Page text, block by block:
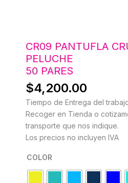
CR09 PANTUFLA
PELUCHE
50 PARES
$4,200.00
Tiempo de Entrega del
Recoger en Tienda o
transporte que nos indique.
Los precios no incluyen IVA
COLOR